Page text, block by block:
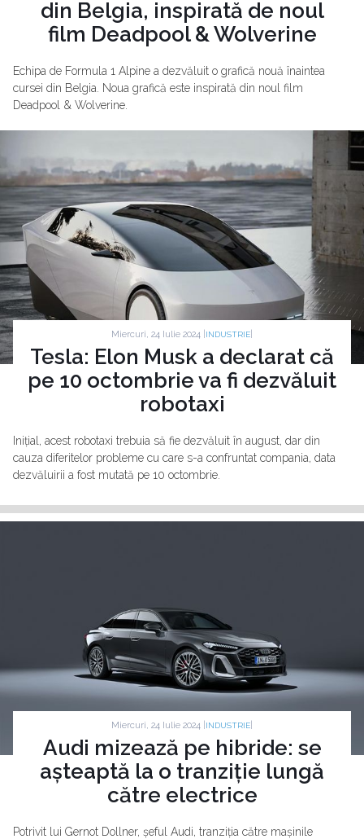
din Belgia, inspirată de noul
film Deadpool & Wolverine
Echipa de Formula 1 Alpine a dezvăluit o grafică nouă înaintea
cursei din Belgia. Noua grafică este inspirată din noul film
Deadpool & Wolverine.
Miercuri, 24 Iulie 2024 | INDUSTRIE
Tesla: Elon Musk a declarat că
pe 10 octombrie va fi dezvăluit
robotaxi
Inițial, acest robotaxi trebuia să fie dezvăluit în august, dar din
cauza diferitelor probleme cu care s-a confruntat compania, data
dezvăluirii a fost mutată pe 10 octombrie.
Miercuri, 24 Iulie 2024 | INDUSTRIE
Audi mizează pe hibride: se
așteaptă la o tranziție lungă
către electrice
Potrivit lui Gernot Dollner, șeful Audi, tranziția către mașinile